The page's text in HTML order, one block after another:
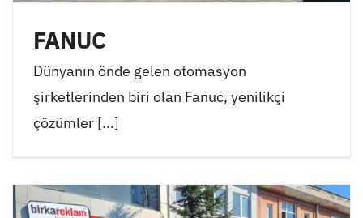
FANUC
Dünyanın önde gelen otomasyon
şirketlerinden biri olan Fanuc, yenilikçi
çözümler [...]